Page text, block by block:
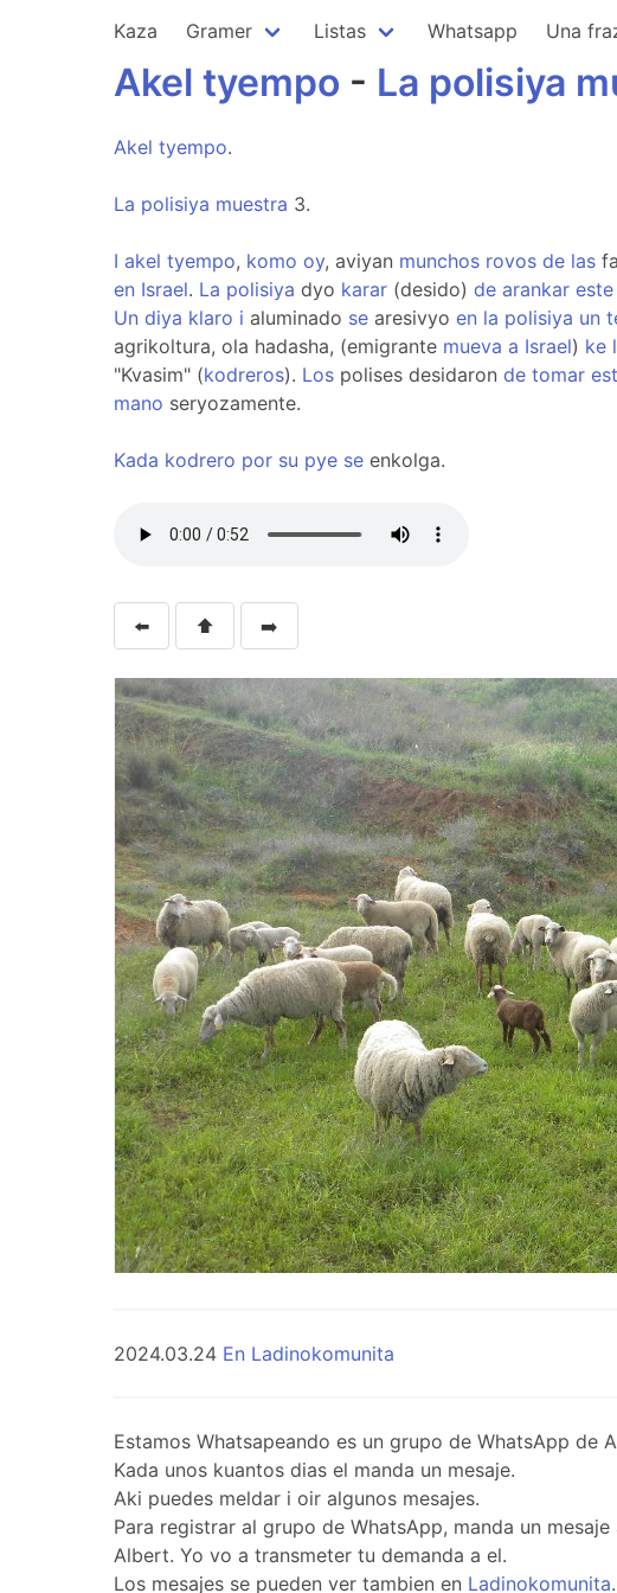
Kaza Gramer Listas Whatsapp Una
Akel tyempo - La polisiya
Akel tyempo.
La polisiya muestra 3.
I akel tyempo, komo oy, aviyan munchos rovos de las
en Israel. La polisiya dyo karar (desido) de arankar este
Un diya klaro i aluminado se aresivyo en la polisiya un
agrikoltura, ola hadasha, (emigrante mueva a Israel) ke
"Kvasim" (kodreros). Los polises desidaron de tomar
mano seryozamente.
Kada kodrero por su pye se enkolga.
⬅️ ⬆️ ➡️
2024.03.24 En Ladinokomunita
Estamos Whatsapeando es un grupo de WhatsApp
Kada unos kuantos dias el manda un mesaje.
Aki puedes meldar i oir algunos mesajes.
Para registrar al grupo de WhatsApp, manda un mesaje
Albert. Yo vo a transmeter tu demanda a el.
Los mesajes se pueden ver tambien en Ladinokomunita.